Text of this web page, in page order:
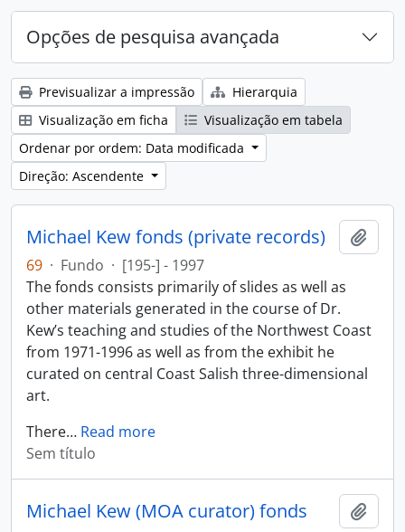
Opções de pesquisa avançada
Previsualizar a impressão
Hierarquia
Visualização em ficha
Visualização em tabela
Ordenar por ordem: Data modificada
Direção: Ascendente
Michael Kew fonds (private records)
69 · Fundo · [195-] - 1997
The fonds consists primarily of slides as well as
other materials generated in the course of Dr.
Kew’s teaching and studies of the Northwest Coast
from 1971-1996 as well as from the exhibit he
curated on central Coast Salish three-dimensional
art.
There… Read more
Sem título
Michael Kew (MOA curator) fonds